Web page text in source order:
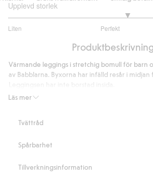
Upplevd storlek
Liten Perfekt
utav
53
betyg
Läs mer
Värmande leggings i stretchig bomull för barn
av Babblarna. Byxorna har infälld resår i
Artikelnummer
Tvättråd
Spårbarhet
Tillverkningsinformation